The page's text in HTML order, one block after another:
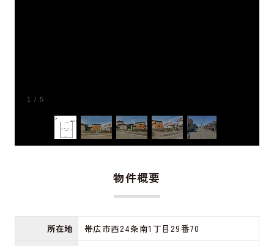
1 / 5
物件概要
所在地
帯広市西24条南1丁目29番70